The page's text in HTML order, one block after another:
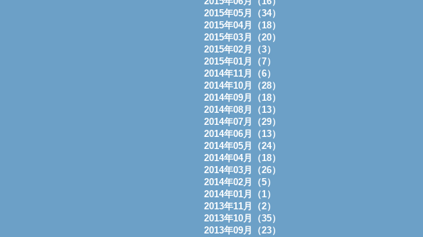
2015年05月（34）
2015年04月（18）
2015年03月（20）
2015年02月（3）
2015年01月（7）
2014年11月（6）
2014年10月（28）
2014年09月（18）
2014年08月（13）
2014年07月（29）
2014年06月（13）
2014年05月（24）
2014年04月（18）
2014年03月（26）
2014年02月（5）
2014年01月（1）
2013年11月（2）
2013年10月（35）
2013年09月（23）